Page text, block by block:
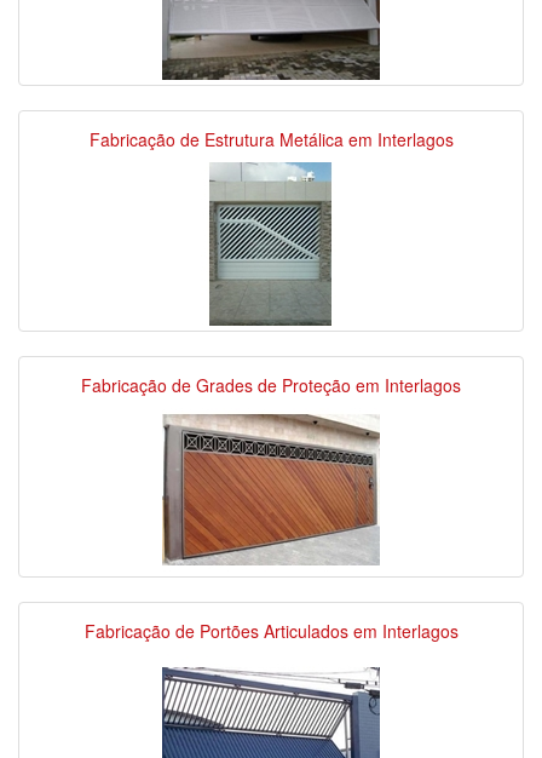
Fabricação de Estrutura Metálica em Interlagos
Fabricação de Grades de Proteção em Interlagos
Fabricação de Portões Articulados em Interlagos